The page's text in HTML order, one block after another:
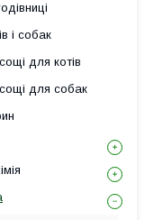
і собак
для котів
для собак